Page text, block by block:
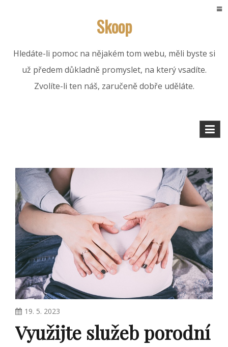
Skoop
Hledáte-li pomoc na nějakém tom webu, měli byste si
už předem důkladně promyslet, na který vsadíte.
Zvolíte-li ten náš, zaručeně dobře uděláte.
19. 5. 2023
Využijte služeb porodní